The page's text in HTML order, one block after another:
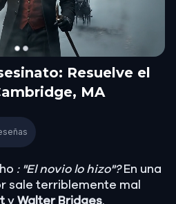
Resuelve el
MA
Resuelve el caso en
: "El novio lo hizo"?En una
sale terriblemente mal
y Walter Bridges.